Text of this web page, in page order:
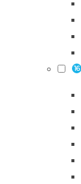
16